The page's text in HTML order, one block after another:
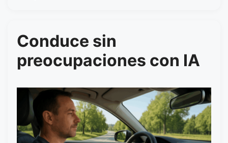
Conduce sin
preocupaciones con IA